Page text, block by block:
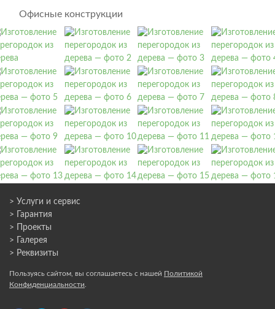
Офисные конструкции
> Услуги и сервис
> Гарантия
> Проекты
> Галерея
> Реквизиты
Пользуясь сайтом, вы соглашаетесь с нашей Политикой
Конфиденциальности